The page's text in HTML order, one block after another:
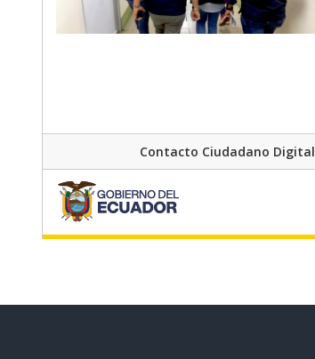
Contacto Ciudadano Digital